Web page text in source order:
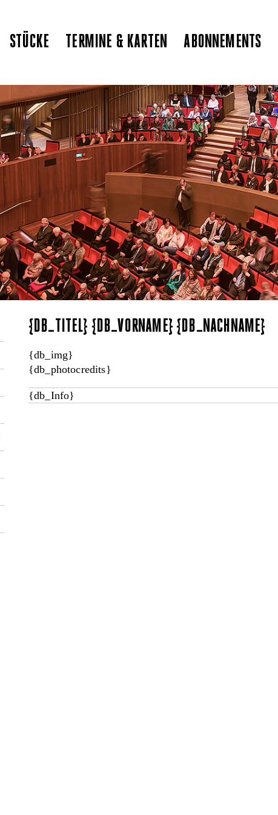
STÜCKE TERMINE & KARTEN ABONNEMENTS
{DB_TITEL} {DB_VORNAME} {DB_NACHNAME}
{db_img}
{db_photocredits}
{db_Info}